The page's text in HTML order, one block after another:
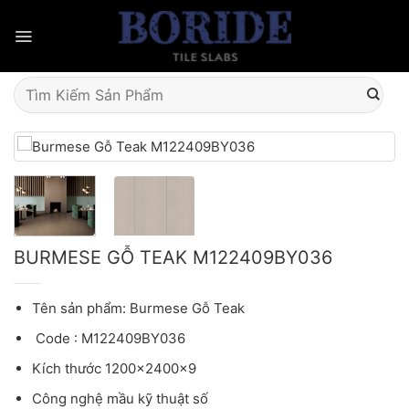
Tìm
kiếm:
BURMESE GỖ TEAK M122409BY036
Tên sản phẩm: Burmese Gỗ Teak
Code : M122409BY036
Kích thước 1200x2400x9
Công nghệ mầu kỹ thuật số